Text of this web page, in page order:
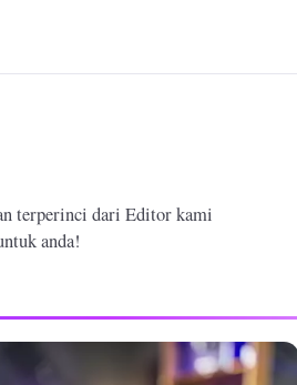
terperinci dari Editor kami
anda!